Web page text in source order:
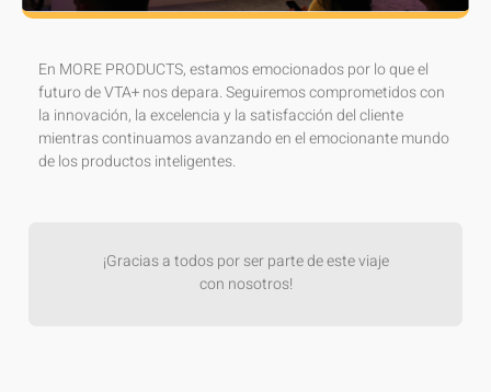
En MORE PRODUCTS, estamos emocionados por lo que el
futuro de VTA+ nos depara. Seguiremos comprometidos con
la innovación, la excelencia y la satisfacción del cliente
mientras continuamos avanzando en el emocionante mundo
de los productos inteligentes.
¡Gracias a todos por ser parte de este viaje
con nosotros!